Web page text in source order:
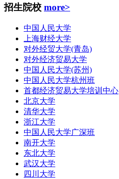
招生院校 more>
中国人民大学
上海财经大学
对外经贸大学(青岛)
对外经济贸易大学
中国人民大学(苏州)
中国人民大学杭州班
首都经济贸易大学培训中心
北京大学
清华大学
浙江大学
中国人民大学广深班
南开大学
东北大学
武汉大学
四川大学